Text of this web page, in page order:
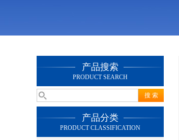
产品搜索
PRODUCT SEARCH
产品分类
PRODUCT CLASSIFICATION